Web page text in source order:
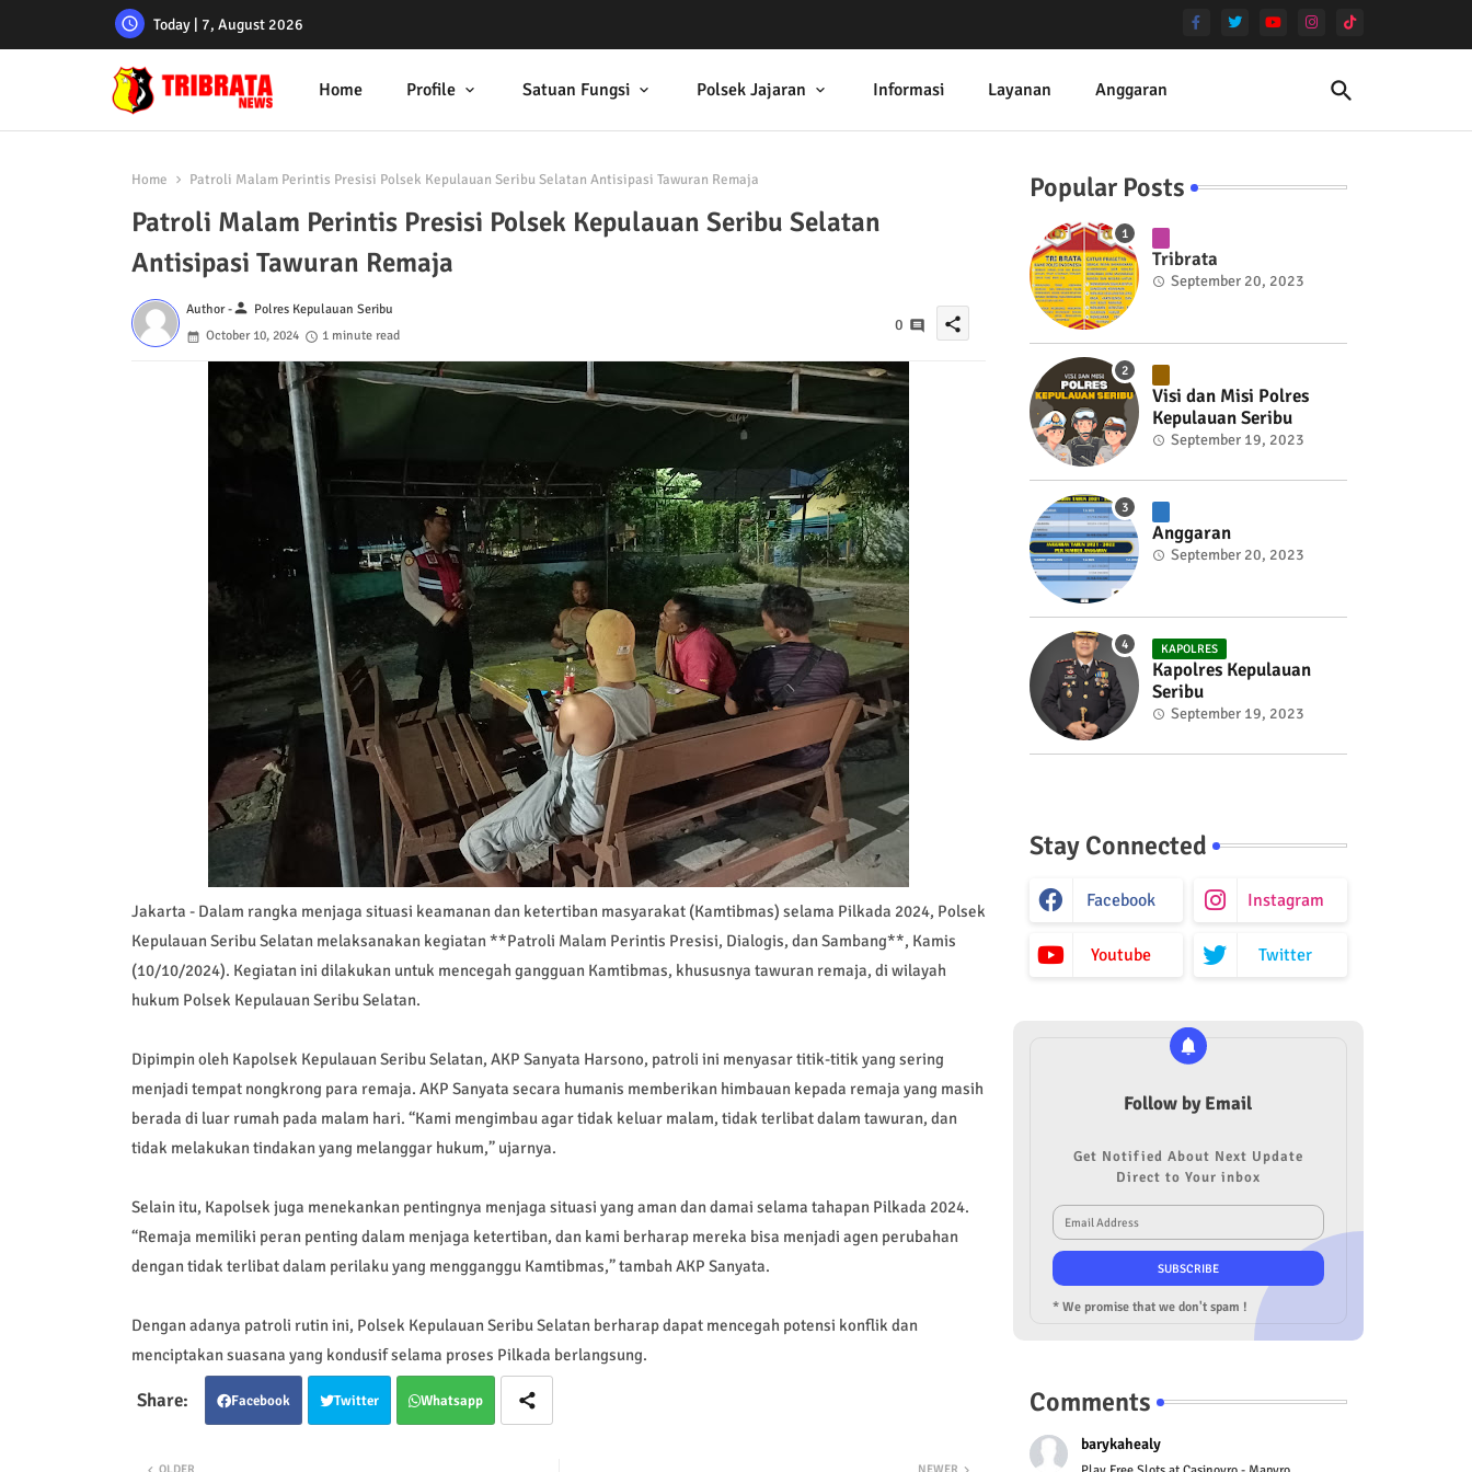
Today | 7, August 2026
Home Profile Satuan Fungsi Polsek Jajaran Informasi Layanan Anggaran
Home Patroli Malam Perintis Presisi Polsek Kepulauan Seribu Selatan Antisipasi Tawuran Remaja
Patroli Malam Perintis Presisi Polsek Kepulauan Seribu Selatan
Antisipasi Tawuran Remaja
Author -person Polres Kepulauan Seribu
October 10, 2024
1 minute read
0 share
Jakarta - Dalam rangka menjaga situasi keamanan dan ketertiban masyarakat (Kamtibmas) selama Pilkada 2024, Polsek
Kepulauan Seribu Selatan melaksanakan kegiatan **Patroli Malam Perintis Presisi, Dialogis, dan Sambang**, Kamis
(10/10/2024). Kegiatan ini dilakukan untuk mencegah gangguan Kamtibmas, khususnya tawuran remaja, di wilayah
hukum Polsek Kepulauan Seribu Selatan.
Dipimpin oleh Kapolsek Kepulauan Seribu Selatan, AKP Sanyata Harsono, patroli ini menyasar titik-titik yang sering
menjadi tempat nongkrong para remaja. AKP Sanyata secara humanis memberikan himbauan kepada remaja yang masih
berada di luar rumah pada malam hari. “Kami mengimbau agar tidak keluar malam, tidak terlibat dalam tawuran, dan
tidak melakukan tindakan yang melanggar hukum,” ujarnya.
Selain itu, Kapolsek juga menekankan pentingnya menjaga situasi yang aman dan damai selama tahapan Pilkada 2024.
“Remaja memiliki peran penting dalam menjaga ketertiban, dan kami berharap mereka bisa menjadi agen perubahan
dengan tidak terlibat dalam perilaku yang mengganggu Kamtibmas,” tambah AKP Sanyata.
Dengan adanya patroli rutin ini, Polsek Kepulauan Seribu Selatan berharap dapat mencegah potensi konflik dan
menciptakan suasana yang kondusif selama proses Pilkada berlangsung.
Facebook Twitter Whatsapp
NEWER
OLDER
Popular Posts
Tribrata
September 20, 2023
Visi dan Misi Polres
Kepulauan Seribu
September 19, 2023
Anggaran
September 20, 2023
KAPOLRES
Kapolres Kepulauan
Seribu
September 19, 2023
Stay Connected
Facebook Instagram
Youtube Twitter
Follow by Email
Get Notified About Next Update
Direct to Your inbox
* We promise that we don't spam !
Comments
barykahealy